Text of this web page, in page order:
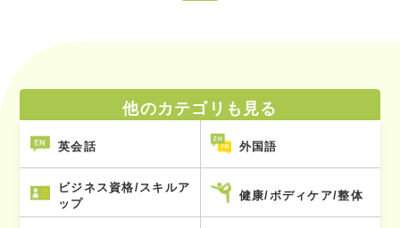
他のカテゴリも見る
英会話 外国語
ビジネス資格/スキルア
ップ
健康/ボディケア/整体